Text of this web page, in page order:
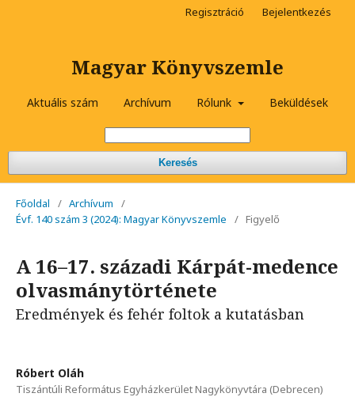
Magyar Könyvszemle
Aktuális szám Archívum Rólunk Beküldések
Keresés
Regisztráció Bejelentkezés
Főoldal / Archívum
/
Évf. 140 szám 3 (2024): Magyar Könyvszemle
/ Figyelő
A 16–17. századi Kárpát-medence
olvasmánytörténete
Eredmények és fehér foltok a kutatásban
Róbert Oláh
Tiszántúli Református Egyházkerület Nagykönyvtára (Debrecen)